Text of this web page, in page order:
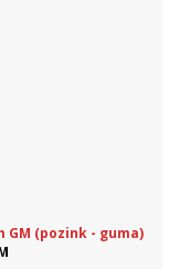
GM (pozink - guma)